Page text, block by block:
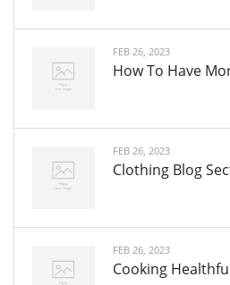
FEB 26, 2023
How To Have
FEB 26, 2023
Clothing Blog
FEB 26, 2023
Cooking